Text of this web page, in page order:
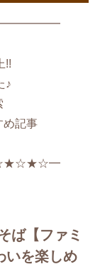
!!
♪
め記事
ば【ファミ
いを楽しめ